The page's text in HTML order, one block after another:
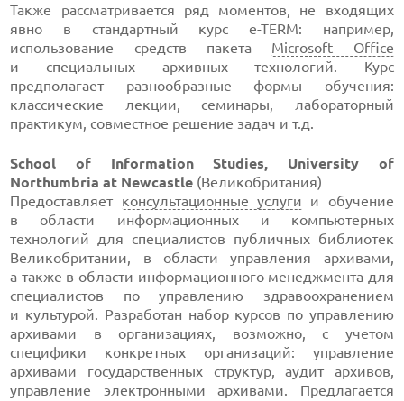
Также рассматривается ряд моментов, не входящих
явно в стандартный курс e-TERM: например,
использование средств пакета Microsoft Office
и специальных архивных технологий. Курс
предполагает разнообразные формы обучения:
классические лекции, семинары, лабораторный
практикум, совместное решение задач и т.д.
School of Information Studies, University of
Northumbria at Newcastle (Великобритания)
Предоставляет консультационные услуги и обучение
в области информационных и компьютерных
технологий для специалистов публичных библиотек
Великобритании, в области управления архивами,
а также в области информационного менеджмента для
специалистов по управлению здравоохранением
и культурой. Разработан набор курсов по управлению
архивами в организациях, возможно, с учетом
специфики конкретных организаций: управление
архивами государственных структур, аудит архивов,
управление электронными архивами. Предлагается